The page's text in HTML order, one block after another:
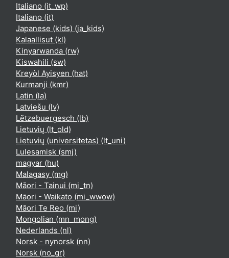
Italiano ‎(it_wp)‎
Italiano ‎(it)‎
Japanese (kids) ‎(ja_kids)‎
Kalaallisut ‎(kl)‎
Kinyarwanda ‎(rw)‎
Kiswahili ‎(sw)‎
Kreyòl Ayisyen ‎(hat)‎
Kurmanji ‎(kmr)‎
Latin ‎(la)‎
Latviešu ‎(lv)‎
Lëtzebuergesch ‎(lb)‎
Lietuvių ‎(lt_old)‎
Lietuvių (universitetas) ‎(lt_uni)‎
Lulesamisk ‎(smj)‎
magyar ‎(hu)‎
Malagasy ‎(mg)‎
Māori - Tainui ‎(mi_tn)‎
Māori - Waikato ‎(mi_wwow)‎
Māori Te Reo ‎(mi)‎
Mongolian ‎(mn_mong)‎
Nederlands ‎(nl)‎
Norsk - nynorsk ‎(nn)‎
Norsk ‎(no_gr)‎